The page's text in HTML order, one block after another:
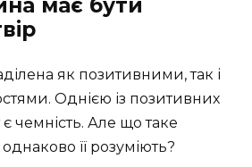
має бути
як позитивними, так і
Однією із позитивних
чемність. Але що таке
її розуміють?